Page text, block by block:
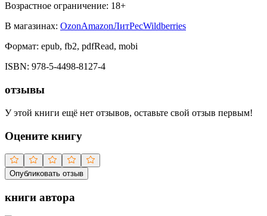
Возрастное ограничение: 18+
В магазинах: OzonAmazonЛитРесWildberries
Формат: epub, fb2, pdfRead, mobi
ISBN: 978-5-4498-8127-4
отзывы
У этой книги ещё нет отзывов, оставьте свой отзыв первым!
Оцените книгу
Опубликовать отзыв
книги автора